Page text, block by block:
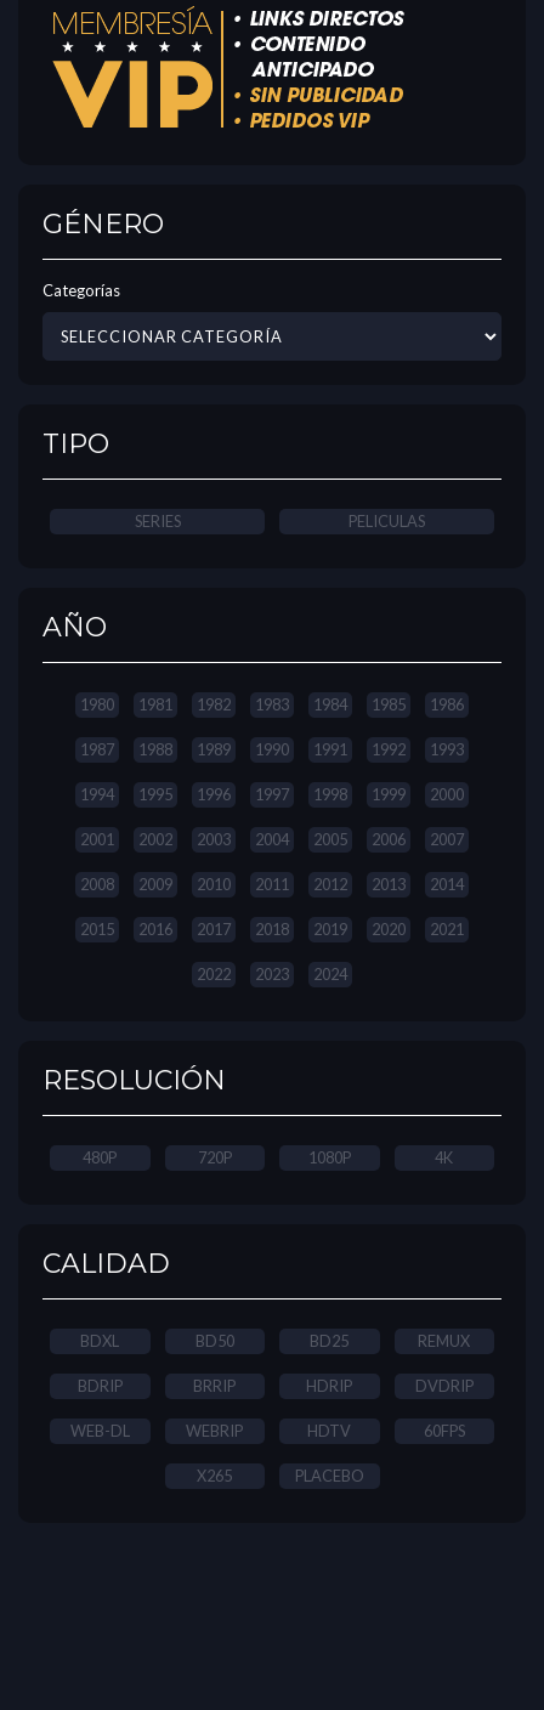
GÉNERO
Categorías
TIPO
SERIES PELICULAS
AÑO
1980 1981 1982 1983 1984 1985 1986
1987 1988 1989 1990 1991 1992 1993
1994 1995 1996 1997 1998 1999 2000
2001 2002 2003 2004 2005 2006 2007
2008 2009 2010 2011 2012 2013 2014
2015 2016 2017 2018 2019 2020 2021
2022 2023 2024
RESOLUCIÓN
480P 720P 1080P 4K
CALIDAD
BDXL BD50 BD25 REMUX
BDRIP BRRIP HDRIP DVDRIP
WEB-DL WEBRIP HDTV 60FPS
X265 PLACEBO